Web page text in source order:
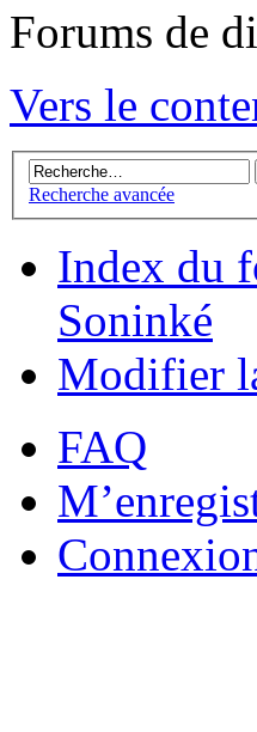
Forums de
Vers le
Recherche avancée
Index du
Soninké
Modifier
FAQ